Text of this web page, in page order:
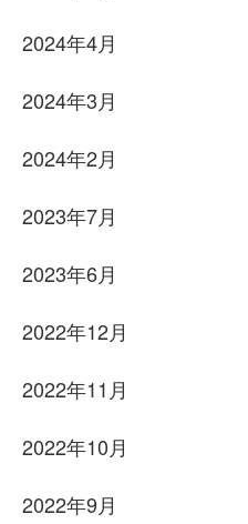
2024年4月
2024年3月
2024年2月
2023年7月
2023年6月
2022年12月
2022年11月
2022年10月
2022年9月